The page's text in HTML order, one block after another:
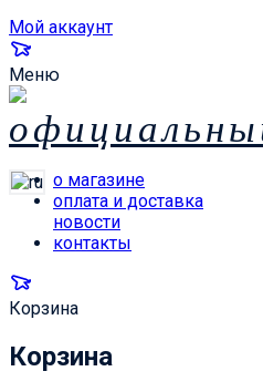
Мой аккаунт
Меню
о магазине
оплата и доставка
новости
контакты
Корзина
Корзина